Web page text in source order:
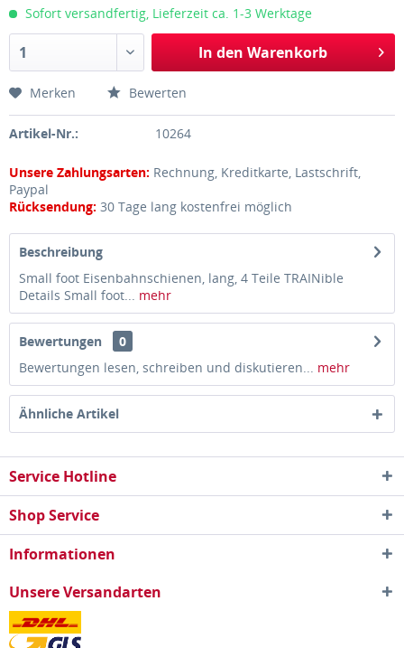
Sofort versandfertig, Lieferzeit ca. 1-3 Werktage
In den Warenkorb
Merken Bewerten
Artikel-Nr.: 10264
Unsere Zahlungsarten: Rechnung, Kreditkarte, Lastschrift,
Paypal
Rücksendung: 30 Tage lang kostenfrei möglich
Beschreibung
Small foot Eisenbahnschienen, lang, 4 Teile TRAINible
Details Small foot... mehr
Bewertungen
0
Bewertungen lesen, schreiben und diskutieren... mehr
Ähnliche Artikel
Service Hotline
Shop Service
Informationen
Unsere Versandarten